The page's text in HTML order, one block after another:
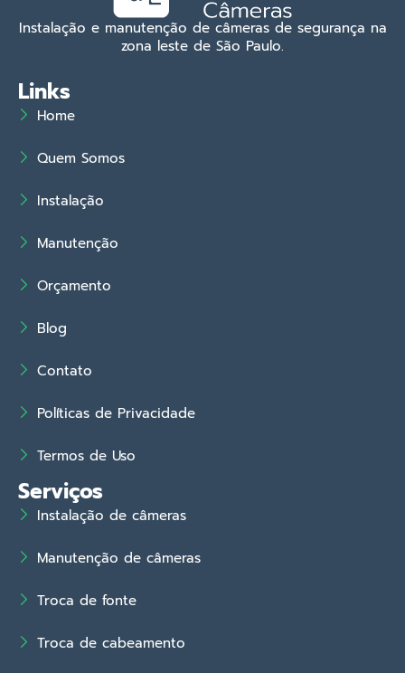
Instalação e manutenção de câmeras de segurança na
zona leste de São Paulo.
Links
Home
Quem Somos
Instalação
Manutenção
Orçamento
Blog
Contato
Políticas de Privacidade
Termos de Uso
Serviços
Instalação de câmeras
Manutenção de câmeras
Troca de fonte
Troca de cabeamento